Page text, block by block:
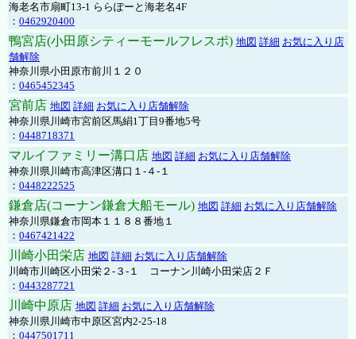
海老名市扇町13-1 ららぽーと海老名4F
： 0462920400
鴨宮店(小田原シティーモールフレスポ) 地図 詳細 お気に入り店
舗解除
神奈川県小田原市前川１２０
： 0465452345
宮前店 地図 詳細 お気に入り店舗解除
神奈川県川崎市宮前区馬絹1丁目9番地5号
： 0448718371
マルイファミリー溝口店 地図 詳細 お気に入り店舗解除
神奈川県川崎市高津区溝口１-４-１
： 0448222525
鎌倉店(コーナン鎌倉大船モール) 地図 詳細 お気に入り店舗解除
神奈川県鎌倉市岡本１１８８番地１
： 0467421422
川崎小田栄店 地図 詳細 お気に入り店舗解除
川崎市川崎区小田栄２‐３‐１ コーナン川崎小田栄店２Ｆ
： 0443287721
川崎中原店 地図 詳細 お気に入り店舗解除
神奈川県川崎市中原区宮内2-25-18
： 0447501711